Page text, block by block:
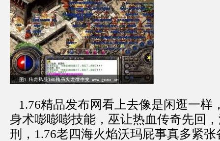
1.76精品发布网看上去像是闲逛一样
身术嘭嘭嘭技能，巫让热血传奇先回
刑，1.76老四海火焰沃玛屁事真多紧